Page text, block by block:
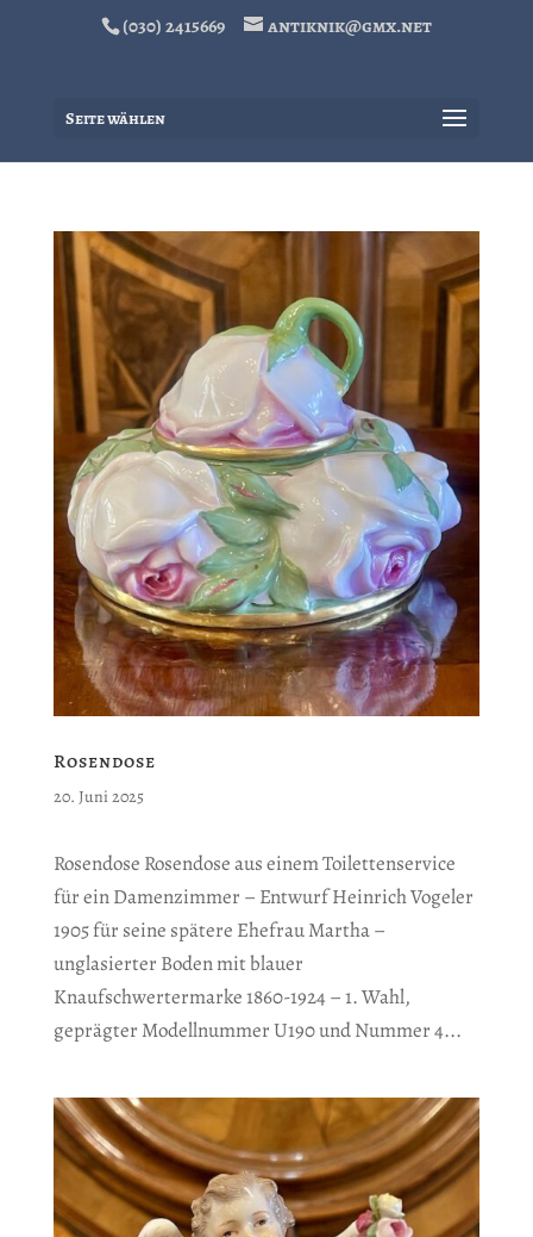
(030) 2415669 antiknik@gmx.net
Seite wählen
Rosendose
20. Juni 2025
Rosendose Rosendose aus einem Toilettenservice
für ein Damenzimmer – Entwurf Heinrich Vogeler
1905 für seine spätere Ehefrau Martha –
unglasierter Boden mit blauer
Knaufschwertermarke 1860-1924 – 1. Wahl,
geprägter Modellnummer U190 und Nummer 4...